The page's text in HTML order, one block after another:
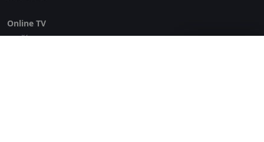
Online TV
Lepší.TV